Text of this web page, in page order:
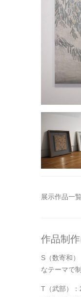
展示作品一
作品制
S（数寄和
なテーマで
T（武部）